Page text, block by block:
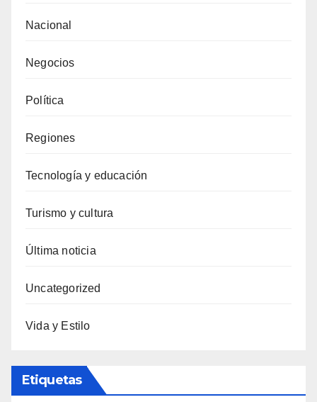
Nacional
Negocios
Política
Regiones
Tecnología y educación
Turismo y cultura
Última noticia
Uncategorized
Vida y Estilo
Etiquetas